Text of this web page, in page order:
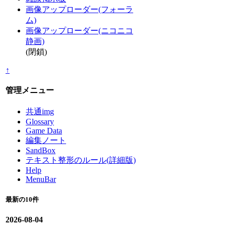
画像アップローダー(フォーラ
ム)
画像アップローダー(ニコニコ
静画)
(閉鎖)
↑
管理メニュー
共通img
Glossary
Game Data
編集ノート
SandBox
テキスト整形のルール(詳細版)
Help
MenuBar
最新の10件
2026-08-04